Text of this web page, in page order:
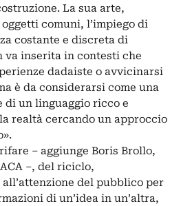
La sua arte,
comuni, l’impiego di
costante e discreta di
va inserita in contesti che
dadaiste o avvicinarsi
è da considerarsi come una
di un linguaggio ricco e
realtà cercando un approccio
– aggiunge Boris Brollo,
–, del riciclo,
del pubblico per
di un’idea in un’altra,